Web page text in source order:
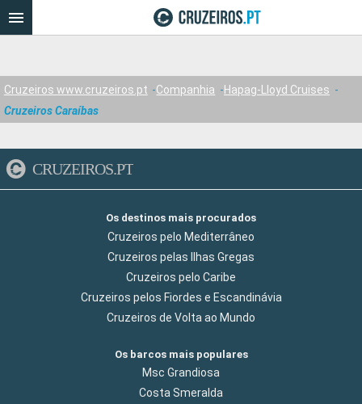
Cruzeiros www.cruzeiros.pt Companhia
Hapag-Lloyd Cruises
Cruzeiros Caraíbas
CRUZEIROS.PT
Os destinos mais procurados
Cruzeiros pelo Mediterrâneo
Cruzeiros pelas Ilhas Gregas
Cruzeiros pelo Caribe
Cruzeiros pelos Fiordes e Escandinávia
Cruzeiros de Volta ao Mundo
Os barcos mais populares
Msc Grandiosa
Costa Smeralda